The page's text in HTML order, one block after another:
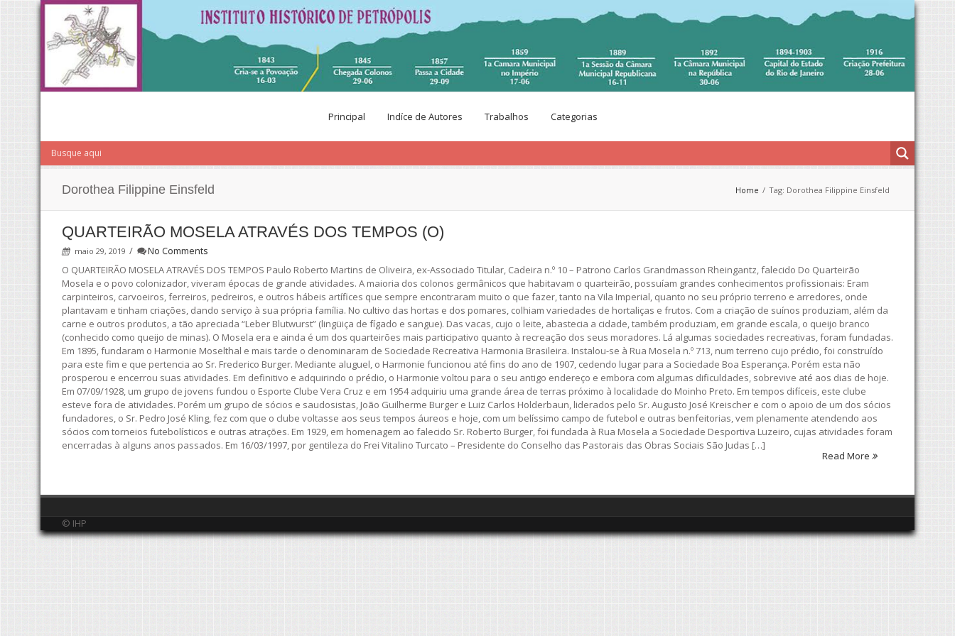
Principal Indíce de Autores Trabalhos Categorias
Dorothea Filippine Einsfeld Home Tag: Dorothea Filippine Einsfeld
QUARTEIRÃO MOSELA ATRAVÉS DOS TEMPOS (O)
maio 29, 2019 /
No Comments
O QUARTEIRÃO MOSELA ATRAVÉS DOS TEMPOS Paulo Roberto Martins de Oliveira, ex-Associado Titular, Cadeira n.º 10 – Patrono Carlos Grandmasson Rheingantz, falecido Do Quarteirão
Mosela e o povo colonizador, viveram épocas de grande atividades. A maioria dos colonos germânicos que habitavam o quarteirão, possuíam grandes conhecimentos profissionais: Eram
carpinteiros, carvoeiros, ferreiros, pedreiros, e outros hábeis artífices que sempre encontraram muito o que fazer, tanto na Vila Imperial, quanto no seu próprio terreno e arredores, onde
plantavam e tinham criações, dando serviço à sua própria família. No cultivo das hortas e dos pomares, colhiam variedades de hortaliças e frutos. Com a criação de suínos produziam, além da
carne e outros produtos, a tão apreciada “Leber Blutwurst” (lingüiça de fígado e sangue). Das vacas, cujo o leite, abastecia a cidade, também produziam, em grande escala, o queijo branco
(conhecido como queijo de minas). O Mosela era e ainda é um dos quarteirões mais participativo quanto à recreação dos seus moradores. Lá algumas sociedades recreativas, foram fundadas.
Em 1895, fundaram o Harmonie Moselthal e mais tarde o denominaram de Sociedade Recreativa Harmonia Brasileira. Instalou-se à Rua Mosela n.º 713, num terreno cujo prédio, foi construído
para este fim e que pertencia ao Sr. Frederico Burger. Mediante aluguel, o Harmonie funcionou até fins do ano de 1907, cedendo lugar para a Sociedade Boa Esperança. Porém esta não
prosperou e encerrou suas atividades. Em definitivo e adquirindo o prédio, o Harmonie voltou para o seu antigo endereço e embora com algumas dificuldades, sobrevive até aos dias de hoje.
Em 07/09/1928, um grupo de jovens fundou o Esporte Clube Vera Cruz e em 1954 adquiriu uma grande área de terras próximo à localidade do Moinho Preto. Em tempos difíceis, este clube
esteve fora de atividades. Porém um grupo de sócios e saudosistas, João Guilherme Burger e Luiz Carlos Holderbaun, liderados pelo Sr. Augusto José Kreischer e com o apoio de um dos sócios
fundadores, o Sr. Pedro José Kling, fez com que o clube voltasse aos seus tempos áureos e hoje, com um belíssimo campo de futebol e outras benfeitorias, vem plenamente atendendo aos
sócios com torneios futebolísticos e outras atrações. Em 1929, em homenagem ao falecido Sr. Roberto Burger, foi fundada à Rua Mosela a Sociedade Desportiva Luzeiro, cujas atividades foram
encerradas à alguns anos passados. Em 16/03/1997, por gentileza do Frei Vitalino Turcato – Presidente do Conselho das Pastorais das Obras Sociais São Judas […]
Read More
© IHP